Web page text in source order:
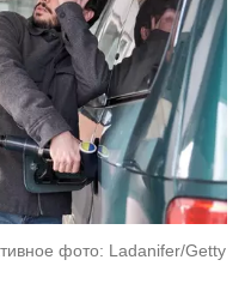
фото: Ladanifer/Getty